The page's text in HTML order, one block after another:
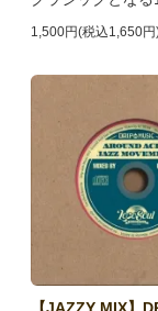
1,500円(税込1,650円
【JAZZY MIX】